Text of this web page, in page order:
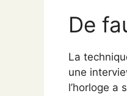
De
La
une
l’horloge a